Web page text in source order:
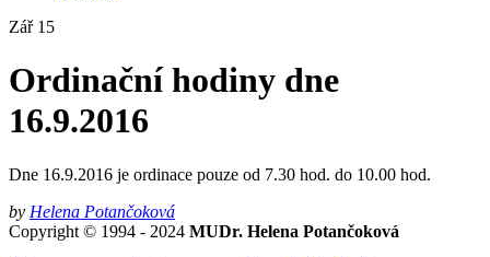
Zář 15
Ordinační hodiny dne
16.9.2016
Dne 16.9.2016 je ordinace pouze od 7.30 hod. do 10.00 hod.
by Helena Potančoková
Copyright © 1994 - 2024 MUDr. Helena Potančoková